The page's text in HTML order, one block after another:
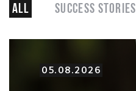
All SUCCESS STORIES
05.08.2026